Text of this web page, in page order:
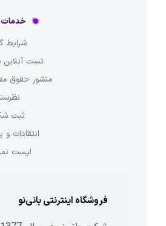
خدمات
شرایط
تست آنلاین
منشور حقوق
ثبت
انتقادات و
لیست
فروشگاه اینترنتی بانی‌نو